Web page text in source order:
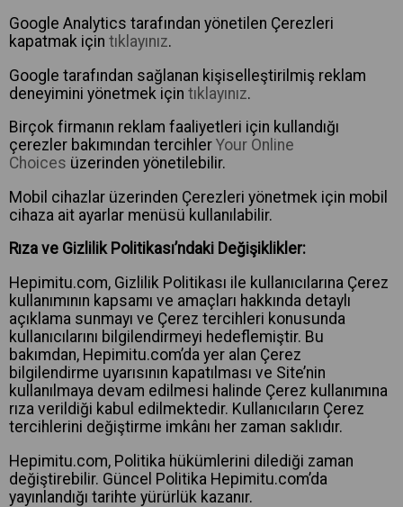
Google Analytics tarafından yönetilen Çerezleri
kapatmak için tıklayınız.
Google tarafından sağlanan kişiselleştirilmiş reklam
deneyimini yönetmek için tıklayınız.
Birçok firmanın reklam faaliyetleri için kullandığı
çerezler bakımından tercihler Your Online
Choices üzerinden yönetilebilir.
Mobil cihazlar üzerinden Çerezleri yönetmek için mobil
cihaza ait ayarlar menüsü kullanılabilir.
Rıza ve Gizlilik Politikası’ndaki Değişiklikler:
Hepimitu.com, Gizlilik Politikası ile kullanıcılarına Çerez
kullanımının kapsamı ve amaçları hakkında detaylı
açıklama sunmayı ve Çerez tercihleri konusunda
kullanıcılarını bilgilendirmeyi hedeflemiştir. Bu
bakımdan, Hepimitu.com’da yer alan Çerez
bilgilendirme uyarısının kapatılması ve Site’nin
kullanılmaya devam edilmesi halinde Çerez kullanımına
rıza verildiği kabul edilmektedir. Kullanıcıların Çerez
tercihlerini değiştirme imkânı her zaman saklıdır.
Hepimitu.com, Politika hükümlerini dilediği zaman
değiştirebilir. Güncel Politika Hepimitu.com’da
yayınlandığı tarihte yürürlük kazanır.